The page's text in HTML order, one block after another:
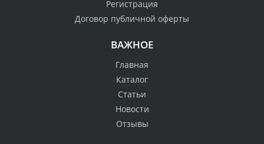
Регистрация
Договор публичной оферты
ВАЖНОЕ
Главная
Каталог
Статьи
Новости
Отзывы